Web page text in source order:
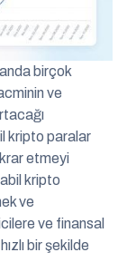
birçok
ve
kripto paralar
etmeyi
kripto
ve
ve finansal
bir şekilde